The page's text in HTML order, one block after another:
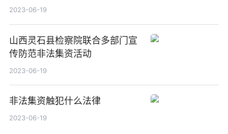
注
2023-06-19
山西灵石县检察院联合多部门宣
传防范非法集资活动
2023-06-19
非法集资触犯什么法律
2023-06-19